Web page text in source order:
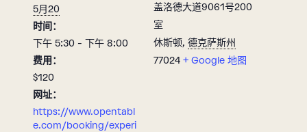
5月20
时间：
下午 5:30 - 下午 8:00
费用：
$120
网址：
https://www.opentabl
e.com/booking/experi
盖洛德大道9061号200
室
休斯顿, 德克萨斯州
77024 + Google 地图